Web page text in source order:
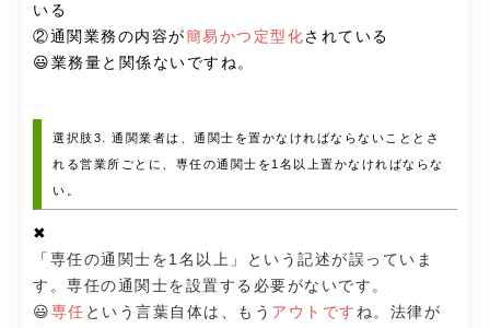
いる
②通関業務の内容が簡易かつ定型化されている
😃業務量と関係ないですね。
選択肢3. 通関業者は、通関士を置かなければならないこととさ
れる営業所ごとに、専任の通関士を1名以上置かなければならな
い。
✖
「 専任の通関士を1名以上」という記述が誤っていま
す。専任の通関士を設置する必要がないです。
😃 専任 という言葉自体は、もう アウトです ね。法律が